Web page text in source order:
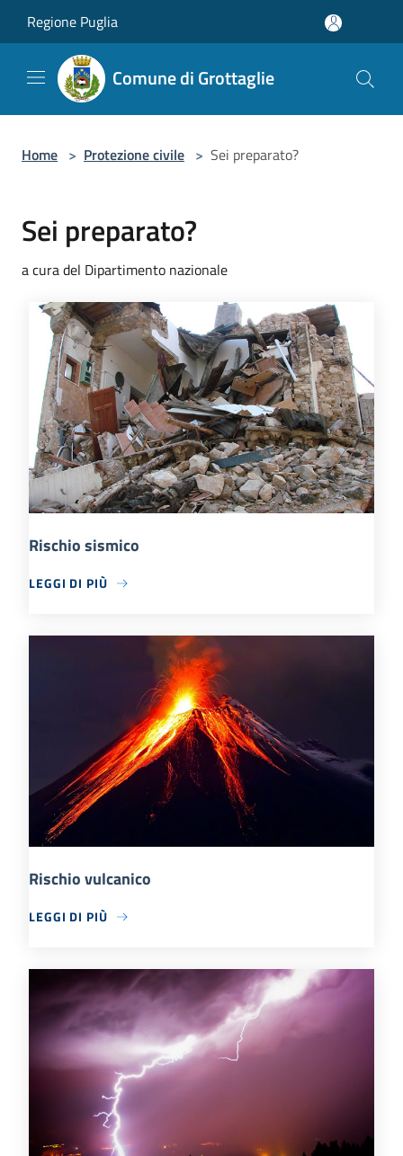
Regione Puglia
Comune di Grottaglie
Home > Protezione civile > Sei preparato?
Sei preparato?
a cura del Dipartimento nazionale
Rischio sismico
LEGGI DI PIÙ
Rischio vulcanico
LEGGI DI PIÙ